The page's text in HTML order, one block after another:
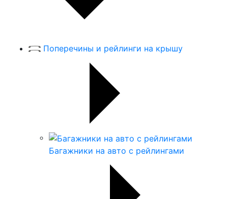
Поперечины и рейлинги на крышу
Багажники на авто с рейлингами